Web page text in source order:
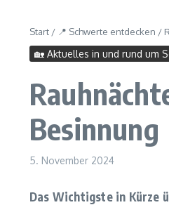
Start / 📍 Schwerte entdecken /
🏡 Aktuelles in und rund um
Besinnung
5. November 2024
Das Wichtigste in Kürze